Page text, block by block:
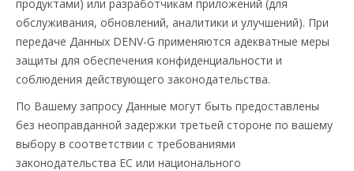
продуктами) или разработчикам приложений (для
обслуживания, обновлений, аналитики и улучшений). При
передаче Данных DENV-G применяются адекватные меры
защиты для обеспечения конфиденциальности и
соблюдения действующего законодательства.
По Вашему запросу Данные могут быть предоставлены
без неоправданной задержки третьей стороне по вашему
выбору в соответствии с требованиями
законодательства ЕС или национального